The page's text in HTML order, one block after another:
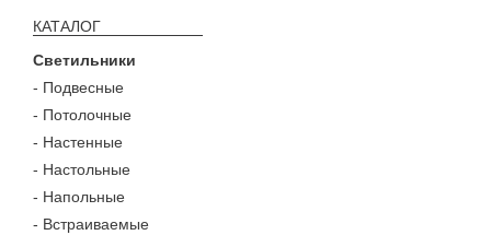
КАТАЛОГ
Светильники
- Подвесные
- Потолочные
- Настенные
- Настольные
- Напольные
- Встраиваемые